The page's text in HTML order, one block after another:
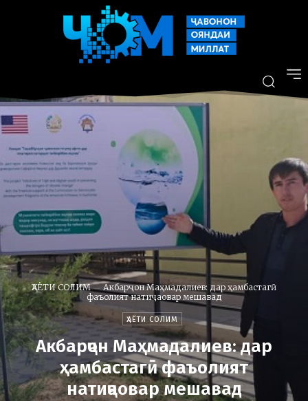
ҲАЁТИ СОЛИМ
Акбарҷон Маҳмадалиев: дар ҳамбастагӣ
фаъолият натиҷаовар мешавад
ҲАЁТИ СОЛИМ
Акбарҷон Маҳмадалиев: дар
ҳамбастагӣ фаъолият
натиҷаовар мешавад